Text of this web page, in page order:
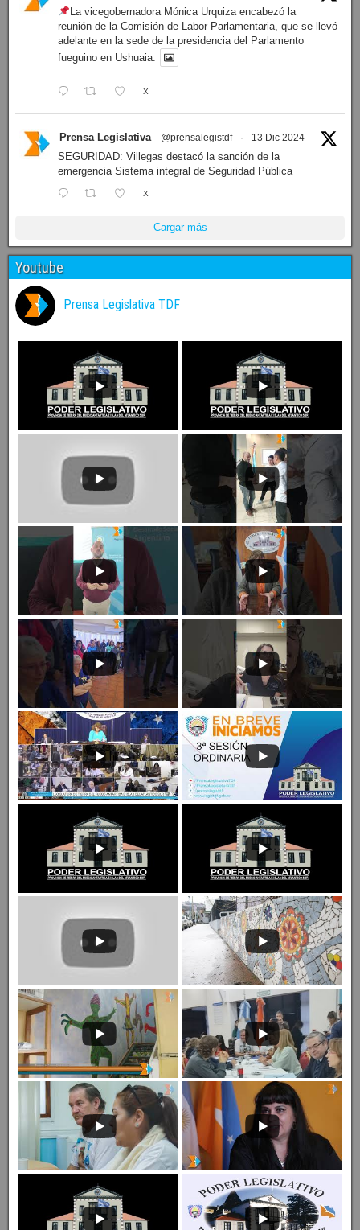
La vicegobernadora Mónica Urquiza encabezó la
reunión de la Comisión de Labor Parlamentaria, que se llevó
adelante en la sede de la presidencia del Parlamento
fueguino en Ushuaia.
X
Prensa Legislativa @prensalegistdf · 13 Dic 2024
SEGURIDAD: Villegas destacó la sanción de la
emergencia Sistema integral de Seguridad Pública
X
Cargar más
Youtube
Prensa Legislativa TDF